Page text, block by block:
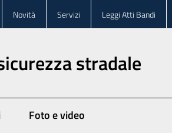
Novità Servizi Leggi Atti Bandi
stradale
Foto e video